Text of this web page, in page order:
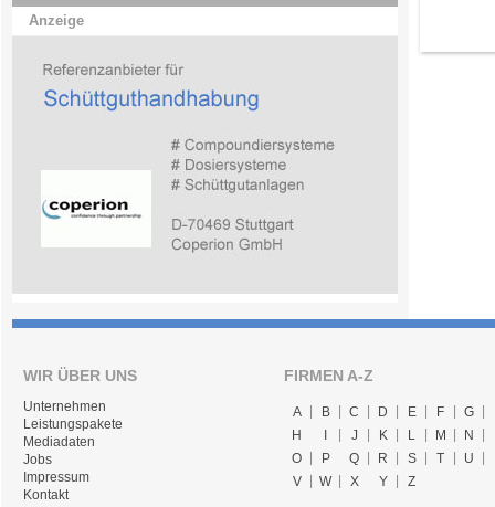
Anzeige
WIR ÜBER UNS
Unternehmen
Leistungspakete
Mediadaten
Jobs
Impressum
Kontakt
FIRMEN A-Z
A B C D E F
G
H
J K L M
N
O
P Q R S T
U
V
W X Y Z